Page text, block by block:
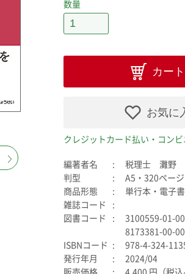
数量
カー
お気に
クレジットカード払い・コン
編著者名
税理士 灘野
判型
A5・320ページ
商品形態
単行本・電子
雑誌コード
図書コード
3100559-01-
8173381-00-
ISBNコード
978-4-324-
発行年月
2024/04
販売価格
4,400 円（税込